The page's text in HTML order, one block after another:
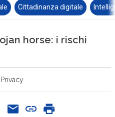
Cittadinanza digitale
horse: i rischi
Privacy